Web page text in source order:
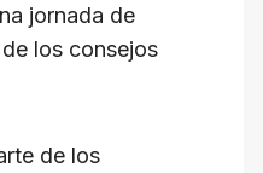
jornada de
los consejos
de los